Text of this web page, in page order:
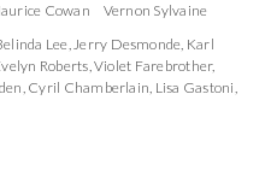
Cowan
Vernon Sylvaine
Lee,Jerry Desmonde, Karl
Roberts,Violet Farebrother,
, Cyril Chamberlain, Lisa Gastoni,